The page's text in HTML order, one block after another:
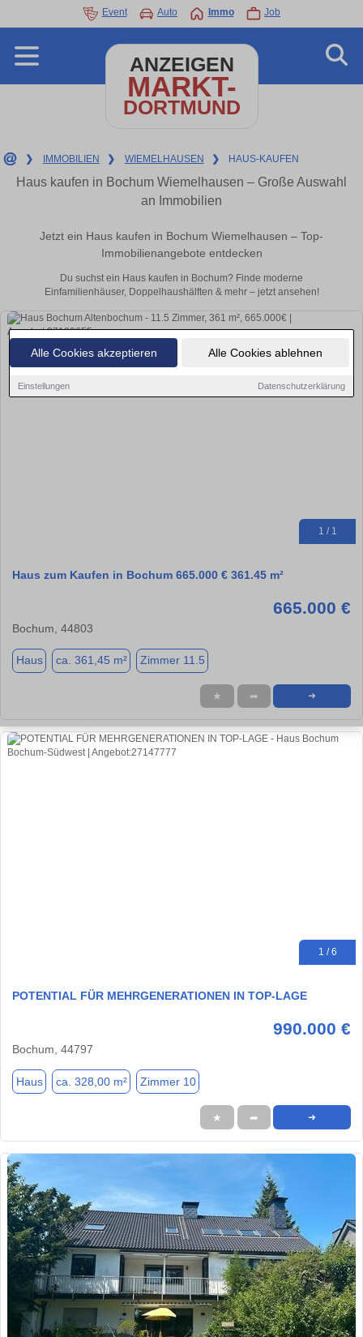
Alle Cookies akzeptieren Alle Cookies ablehnen
Einstellungen Datenschutzerklärung
Event Auto Immo Job
ANZEIGEN
MARKT-
DORTMUND
❯ IMMOBILIEN ❯ WIEMELHAUSEN ❯ HAUS-KAUFEN
Haus kaufen in Bochum Wiemelhausen – Große Auswahl
an Immobilien
Jetzt ein Haus kaufen in Bochum Wiemelhausen – Top-
Immobilienangebote entdecken
Du suchst ein Haus kaufen in Bochum? Finde moderne
Einfamilienhäuser, Doppelhaushälften & mehr – jetzt ansehen!
1 / 1
Haus zum Kaufen in Bochum 665.000 € 361.45 m²
665.000 €
Bochum, 44803
Haus ca. 361,45 m² Zimmer 11.5
★ ➦ ➜
1 / 6
POTENTIAL FÜR MEHRGENERATIONEN IN TOP-LAGE
990.000 €
Bochum, 44797
Haus ca. 328,00 m² Zimmer 10
★ ➦ ➜